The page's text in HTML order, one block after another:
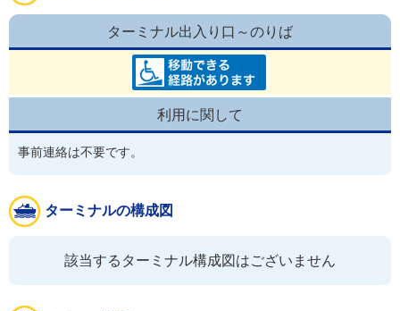
ターミナル出入り口～のりば
利用に関して
事前連絡は不要です。
ターミナルの構成図
該当するターミナル構成図はございません